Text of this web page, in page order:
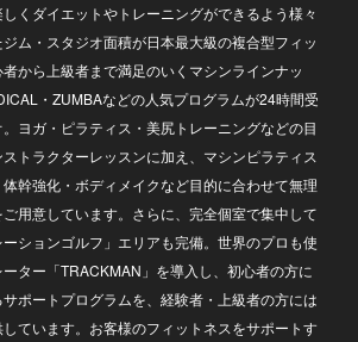
くダイエットやトレーニングができるよう様々
ム・スタジオ面積が日本最大級の複合型フィッ
から上級者まで満足のいくマシンラインナッ
・ZUMBAなどの人気プログラムが24時間受
ヨガ・ピラティス・美尻トレーニングなどの目
トラクターレッスンに加え、マシンピラティス
幹強化・ボディメイクなど目的に合わせて無理
用意しています。さらに、完全個室で集中して
ションゴルフ」エリアも完備。世界のプロも使
ター「TRACKMAN」を導入し、初心者の方に
ポートプログラムを、経験者・上級者の方には
ています。お客様のフィットネスをサポートす